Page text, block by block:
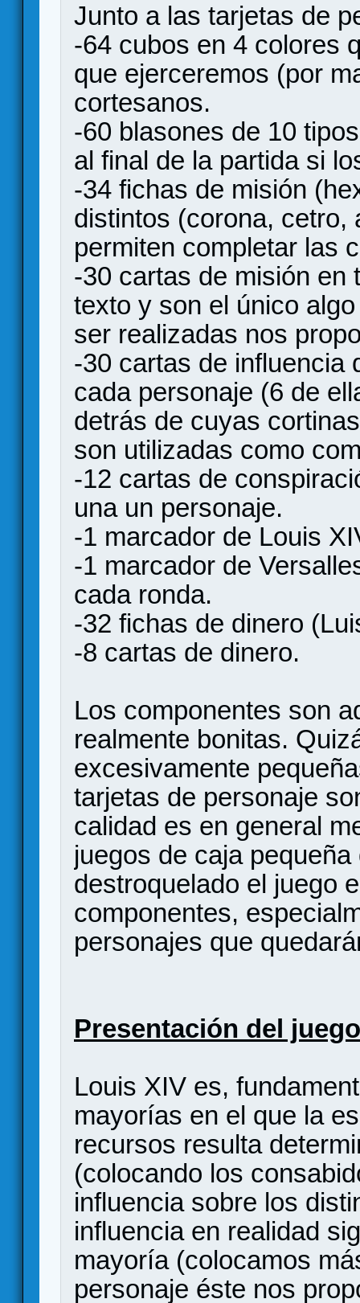
Junto a las tarjetas de
-64 cubos en 4 colores
que ejerceremos (por
cortesanos.
-60 blasones de 10
al final de la partida si
-34 fichas de misión
distintos (corona, cetro,
permiten completar las
-30 cartas de misión en
texto y son el único
ser realizadas nos
-30 cartas de influencia
cada personaje (6 de
detrás de cuyas
son utilizadas como
-12 cartas de
una un personaje.
-1 marcador de Louis
-1 marcador de
cada ronda.
-32 fichas de dinero
-8 cartas de dinero.
Los componentes son
realmente bonitas.
excesivamente
tarjetas de personaje
calidad es en general
juegos de caja
destroquelado el juego
componentes,
personajes que
Presentación del
Louis XIV es,
mayorías en el que la
recursos resulta
(colocando los
influencia sobre los
influencia en realidad
mayoría (colocamos
personaje éste nos